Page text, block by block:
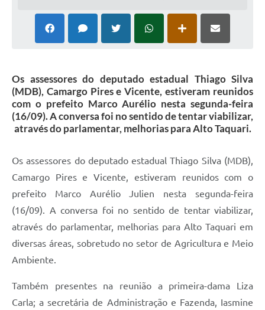
Os assessores do deputado estadual Thiago Silva
(MDB), Camargo Pires e Vicente, estiveram reunidos
com o prefeito Marco Aurélio nesta segunda-feira
(16/09). A conversa foi no sentido de tentar viabilizar,
através do parlamentar, melhorias para Alto Taquari.
Os assessores do deputado estadual Thiago Silva (MDB),
Camargo Pires e Vicente, estiveram reunidos com o
prefeito Marco Aurélio Julien nesta segunda-feira
(16/09). A conversa foi no sentido de tentar viabilizar,
através do parlamentar, melhorias para Alto Taquari em
diversas áreas, sobretudo no setor de Agricultura e Meio
Ambiente.
Também presentes na reunião a primeira-dama Liza
Carla; a secretária de Administração e Fazenda, Iasmine